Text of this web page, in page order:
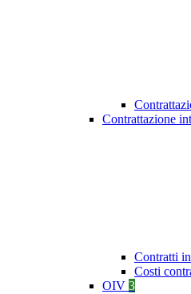
Contrattazione
Contratti
Costi
OIV 3